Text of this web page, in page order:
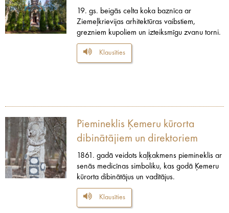
19. gs. beigās celta koka baznīca ar
Ziemeļkrievijas arhitektūras vaibstiem,
grezniem kupoliem un izteiksmīgu zvanu torni.
Klausīties
Piemineklis Ķemeru kūrorta
dibinātājiem un direktoriem
1861. gadā veidots kaļķakmens piemineklis ar
senās medicīnas simboliku, kas godā Ķemeru
kūrorta dibinātājus un vadītājus.
Klausīties